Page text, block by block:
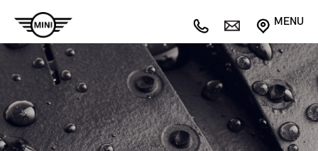
MENU